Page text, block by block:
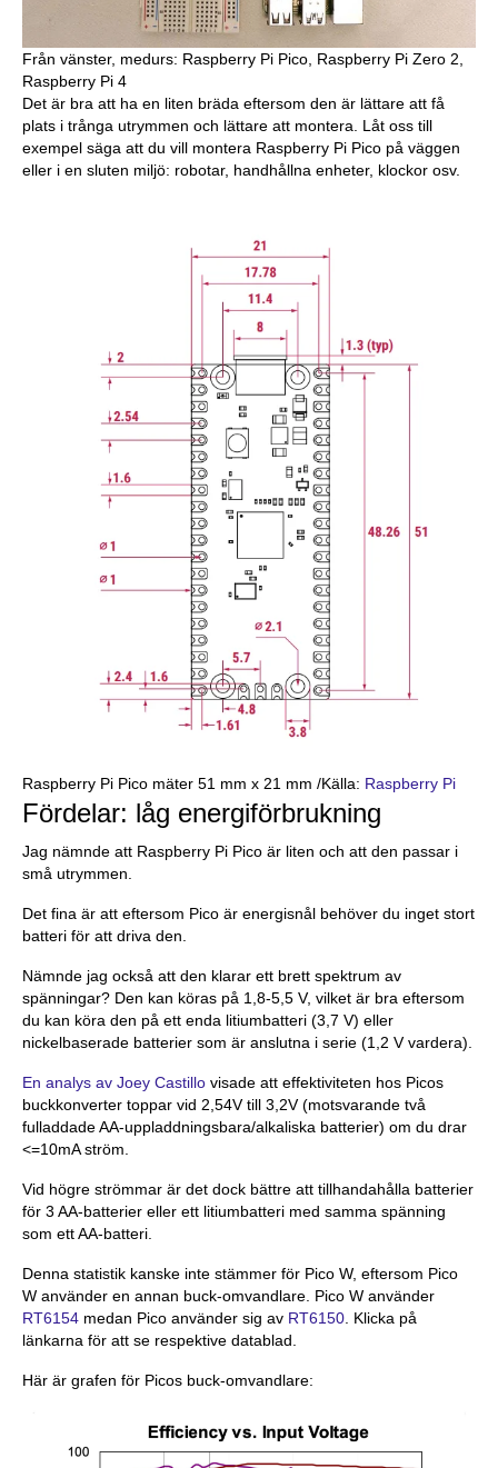
Från vänster, medurs: Raspberry Pi Pico, Raspberry Pi Zero 2,
Raspberry Pi 4
Det är bra att ha en liten bräda eftersom den är lättare att få
plats i trånga utrymmen och lättare att montera. Låt oss till
exempel säga att du vill montera Raspberry Pi Pico på väggen
eller i en sluten miljö: robotar, handhållna enheter, klockor osv.
Raspberry Pi Pico mäter 51 mm x 21 mm /Källa: Raspberry Pi
Fördelar: låg energiförbrukning
Jag nämnde att Raspberry Pi Pico är liten och att den passar i
små utrymmen.
Det fina är att eftersom Pico är energisnål behöver du inget stort
batteri för att driva den.
Nämnde jag också att den klarar ett brett spektrum av
spänningar? Den kan köras på 1,8-5,5 V, vilket är bra eftersom
du kan köra den på ett enda litiumbatteri (3,7 V) eller
nickelbaserade batterier som är anslutna i serie (1,2 V vardera).
En analys av Joey Castillo visade att effektiviteten hos Picos
buckkonverter toppar vid 2,54V till 3,2V (motsvarande två
fulladdade AA-uppladdningsbara/alkaliska batterier) om du drar
<=10mA ström.
Vid högre strömmar är det dock bättre att tillhandahålla batterier
för 3 AA-batterier eller ett litiumbatteri med samma spänning
som ett AA-batteri.
Denna statistik kanske inte stämmer för Pico W, eftersom Pico
W använder en annan buck-omvandlare. Pico W använder
RT6154 medan Pico använder sig av RT6150 . Klicka på
länkarna för att se respektive datablad.
Här är grafen för Picos buck-omvandlare: